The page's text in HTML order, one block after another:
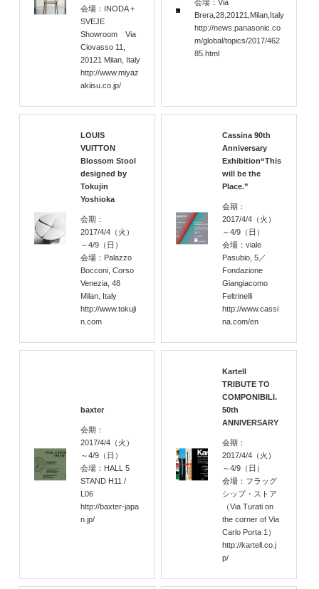
会場：INODA +
SVEJE
Showroom Via
Ciovasso 11,
20121 Milan, Italy
http://www.miyaz
akiisu.co.jp/
会場：Via
Brera,28,20121,Milan,Italy
http://news.panasonic.co
m/global/topics/2017/462
85.html
LOUIS
VUITTON
Blossom Stool
designed by
Tokujin
Yoshioka
会期：
2017/4/4（火）
～4/9（日）
会場：Palazzo
Bocconi, Corso
Venezia, 48
Milan, Italy
http://www.tokuji
n.com
Cassina 90th
Anniversary
Exhibition“This
will be the
Place.”
会期：
2017/4/4 （火）
～4/9 （日）
会場：viale
Pasubio, 5／
Fondazione
Giangiacomo
Feltrinelli
http://www.cassi
na.com/en
baxter
会期：
2017/4/4（火）
～4/9（日）
会場：HALL 5
STAND H11 /
L06
http://baxter-japa
n.jp/
Kartell
TRIBUTE TO
COMPONIBILI.
50th
ANNIVERSARY
会期：
2017/4/4 （火）
～4/9 （日）
会場：フラッグ
シップ・ストア
（Via Turati on
the corner of Via
Carlo Porta 1）
http://kartell.co.j
p/